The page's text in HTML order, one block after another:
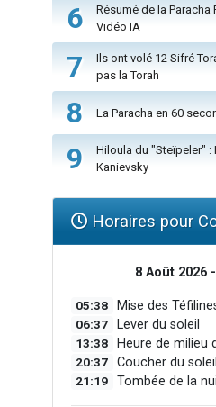
6
Résumé de la Paracha
Vidéo IA
7
Ils ont volé 12 Sifré
pas la Torah
8 La Paracha en 60
9
Hiloula du "Steïpeler" :
Kanievsky
Horaires pour
8 Août 2026
05:38 Mise des
06:37 Lever du soleil
13:38 Heure de milieu
20:37 Coucher du soleil
21:19 Tombée de la